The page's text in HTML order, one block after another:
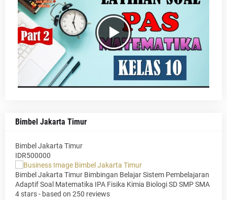
Bimbel Jakarta Timur
Bimbel Jakarta Timur
IDR500000
Bimbel Jakarta Timur Bimbingan Belajar Sistem Pembelajaran
Adaptif Soal Matematika IPA Fisika Kimia Biologi SD SMP SMA
4 stars - based on 250 reviews